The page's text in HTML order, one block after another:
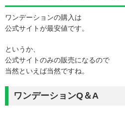
ワンデーションの購入は
公式サイトが最安値です。
というか、
公式サイトのみの販売になるので
当然といえば当然ですね。
ワンデーションQ＆A